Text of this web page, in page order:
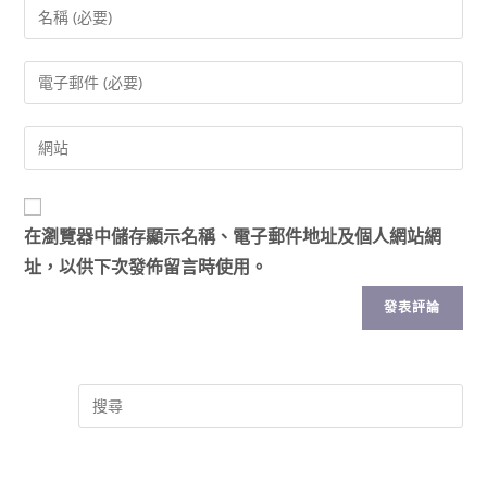
在瀏覽器中儲存顯示名稱、電子郵件地址及個人網站網
址，以供下次發佈留言時使用。